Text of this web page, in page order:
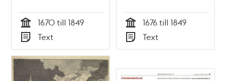
Tid
1670 till 1849
Typ
Text Tid
1676 till 1849
Typ
Text